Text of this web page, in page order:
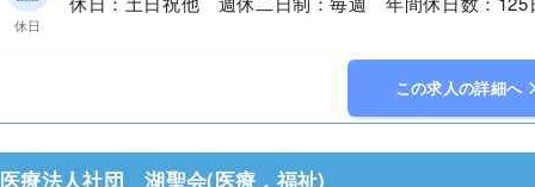
休日
この求人の詳細へ
医療法人社団 湖聖会(医療，福祉)